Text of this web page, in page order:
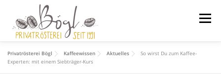
springen
Menü
STARTSEITE SHOP
Privatrösterei Bögl Kaffeewissen Aktuelles
So wirst Du zum Kaffee-
Experten: mit einem Siebträger-Kurs